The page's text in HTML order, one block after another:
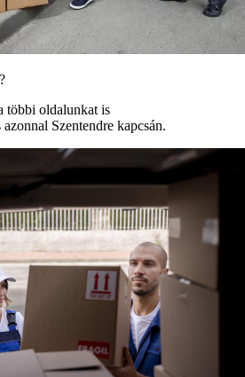
többi oldalunkat is
Szentendre kapcsán.